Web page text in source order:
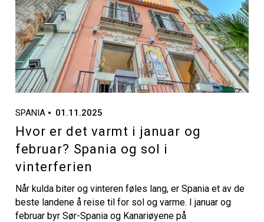
SPANIA 01.11.2025
Hvor er det varmt i januar og
februar? Spania og sol i
vinterferien
Når kulda biter og vinteren føles lang, er Spania et av de
beste landene å reise til for sol og varme. I januar og
februar byr Sør-Spania og Kanariøyene på